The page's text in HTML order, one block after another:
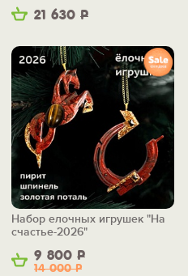
21 630 Р
9 800 Р
14 000Р
Набор елочных игрушек "На
счастье-2026"